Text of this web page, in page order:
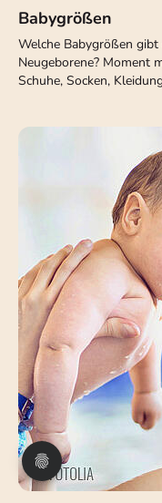
Babygrößen
Welche Babygrößen
Neugeborene? Moment
Schuhe, Socken,